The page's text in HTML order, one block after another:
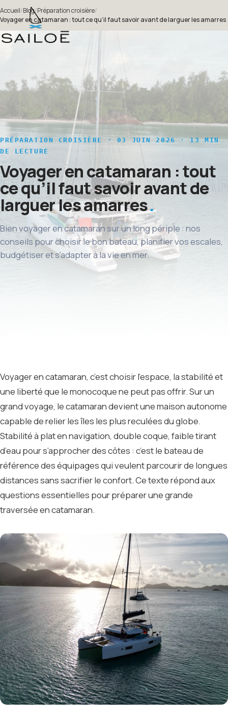
Accueil/Blog/Préparation croisière/
Voyager en catamaran : tout ce qu’il faut savoir avant de larguer les amarres
PRÉPARATION CROISIÈRE
· 03 JUIN 2026 · 13 MIN
DE LECTURE
Voyager en catamaran : tout
ce qu’il faut savoir avant de
larguer les amarres
Bien voyager en catamaran sur un long périple : nos
conseils pour choisir le bon bateau, planifier vos escales,
budgétiser et s'adapter à la vie en mer.
Voyager en catamaran, c’est choisir l’espace, la stabilité et
une liberté que le monocoque ne peut pas offrir. Sur un
grand voyage, le catamaran devient une maison autonome
capable de relier les îles les plus reculées du globe.
Stabilité à plat en navigation, double coque, faible tirant
d’eau pour s’approcher des côtes : c’est le bateau de
référence des équipages qui veulent parcourir de longues
distances sans sacrifier le confort. Ce texte répond aux
questions essentielles pour préparer une grande
traversée en catamaran.